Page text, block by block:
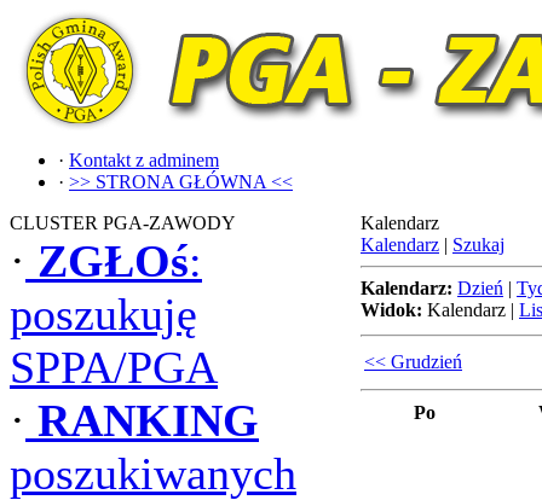
· Kontakt z adminem
· >> STRONA GŁÓWNA <<
CLUSTER PGA-ZAWODY
· ZGŁOś:
poszukuję
SPPA/PGA
· RANKING
poszukiwanych
Kalendarz
Kalendarz | Szukaj
Kalendarz: Dzień |
Widok: Kalendarz |
<< Grudzień
Po